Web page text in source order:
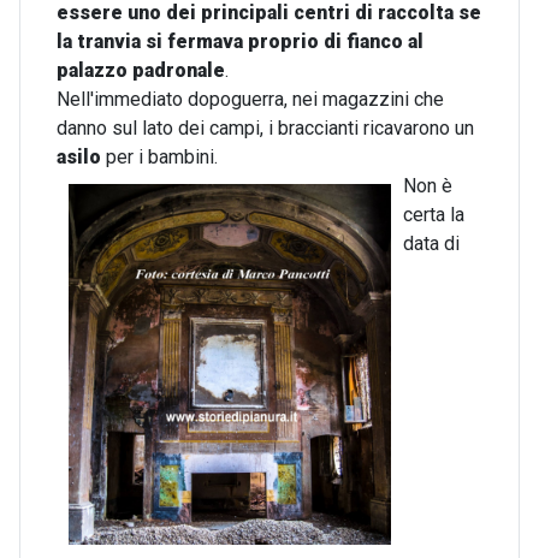
essere uno dei principali centri di raccolta se
la tranvia si fermava proprio di fianco al
palazzo padronale.
Nell'immediato dopoguerra, nei magazzini che
danno sul lato dei campi, i braccianti ricavarono un
asilo per i bambini.
Non è
certa la
data di